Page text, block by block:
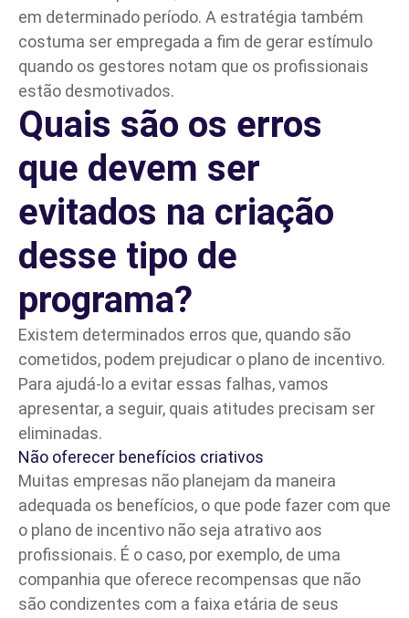
em determinado período. A estratégia também
costuma ser empregada a fim de gerar estímulo
quando os gestores notam que os profissionais
estão desmotivados.
Quais são os erros
que devem ser
evitados na criação
desse tipo de
programa?
Existem determinados erros que, quando são
cometidos, podem prejudicar o plano de incentivo.
Para ajudá-lo a evitar essas falhas, vamos
apresentar, a seguir, quais atitudes precisam ser
eliminadas.
Não oferecer benefícios criativos
Muitas empresas não planejam da maneira
adequada os benefícios, o que pode fazer com que
o plano de incentivo não seja atrativo aos
profissionais. É o caso, por exemplo, de uma
companhia que oferece recompensas que não
são condizentes com a faixa etária de seus